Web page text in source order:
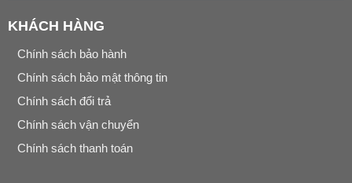
KHÁCH HÀNG
Chính sách bảo hành
Chính sách bảo mật thông tin
Chính sách đổi trả
Chính sách vận chuyển
Chính sách thanh toán